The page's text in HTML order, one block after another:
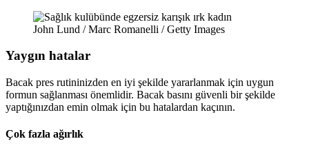
John Lund / Marc Romanelli / Getty Images
Yaygın hatalar
Bacak pres rutininizden en iyi şekilde yararlanmak için uygun
formun sağlanması önemlidir. Bacak basını güvenli bir şekilde
yaptığınızdan emin olmak için bu hatalardan kaçının.
Çok fazla ağırlık